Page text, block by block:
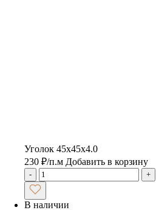
Уголок 45х45х4.0
230 ₽/п.м Добавить в корзину
- +
В наличии